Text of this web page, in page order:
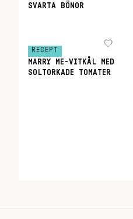
SVARTA BÖNOR
RECEPT
MARRY ME-VITKÅL MED
SOLTORKADE TOMATER